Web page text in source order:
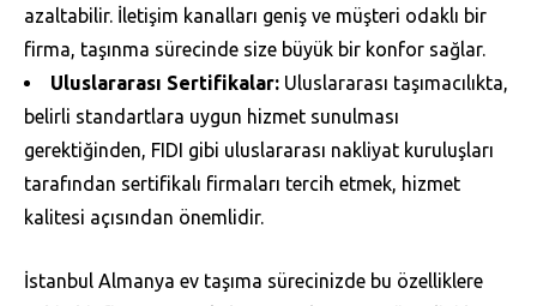
azaltabilir. İletişim kanalları geniş ve müşteri odaklı bir
firma, taşınma sürecinde size büyük bir konfor sağlar.
Uluslararası Sertifikalar: Uluslararası taşımacılıkta,
belirli standartlara uygun hizmet sunulması
gerektiğinden, FIDI gibi uluslararası nakliyat kuruluşları
tarafından sertifikalı firmaları tercih etmek, hizmet
kalitesi açısından önemlidir.
İstanbul Almanya ev taşıma sürecinizde bu özelliklere